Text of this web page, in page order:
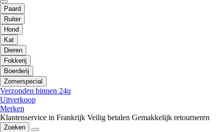
Paard
Ruiter
Hond
Kat
Dieren
Fokkerij
Boerderij
Zomerspecial
Verzonden binnen 24u
Uitverkoop
Merken
Klantenservice in Frankrijk Veilig betalen Gemakkelijk retourneren
Zoeken